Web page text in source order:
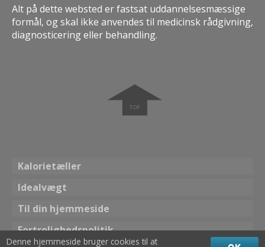
Alt på dette websted er fastsat uddannelsesmæssige
formål, og skal ikke anvendes til medicinsk rådgivning,
diagnosticering eller behandling.
➧
Kalorietæller
Idealvægt
Til din hjemmeside
Fortrolighedspolitik
Denne hjemmeside bruger cookies til at